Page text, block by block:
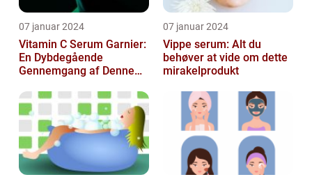
07 januar 2024
Vitamin C Serum Garnier:
En Dybdegående
Gennemgang af Denne
Kosmetikfavorit
07 januar 2024
Vippe serum: Alt du
behøver at vide om dette
mirakelprodukt